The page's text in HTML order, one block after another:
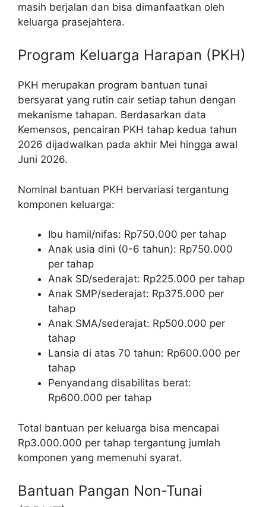
masih berjalan dan bisa dimanfaatkan oleh
keluarga prasejahtera.
Program Keluarga Harapan (PKH)
PKH merupakan program bantuan tunai
bersyarat yang rutin cair setiap tahun dengan
mekanisme tahapan. Berdasarkan data
Kemensos, pencairan PKH tahap kedua tahun
2026 dijadwalkan pada akhir Mei hingga awal
Juni 2026.
Nominal bantuan PKH bervariasi tergantung
komponen keluarga:
Ibu hamil/nifas: Rp750.000 per tahap
Anak usia dini (0-6 tahun): Rp750.000
per tahap
Anak SD/sederajat: Rp225.000 per tahap
Anak SMP/sederajat: Rp375.000 per
tahap
Anak SMA/sederajat: Rp500.000 per
tahap
Lansia di atas 70 tahun: Rp600.000 per
tahap
Penyandang disabilitas berat:
Rp600.000 per tahap
Total bantuan per keluarga bisa mencapai
Rp3.000.000 per tahap tergantung jumlah
komponen yang memenuhi syarat.
Bantuan Pangan Non-Tunai